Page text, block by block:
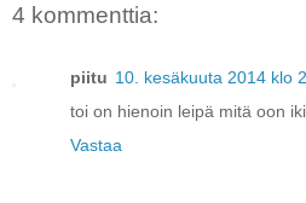
4 kommenttia:
piitu 10. kesäkuuta 2014 klo
toi on hienoin leipä mitä oon
Vastaa